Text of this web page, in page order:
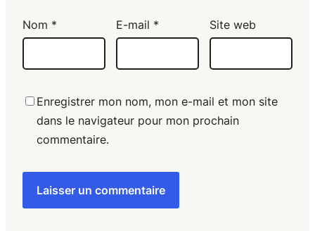
Nom * E-mail * Site web
Enregistrer mon nom, mon e-mail et mon site
dans le navigateur pour mon prochain
commentaire.